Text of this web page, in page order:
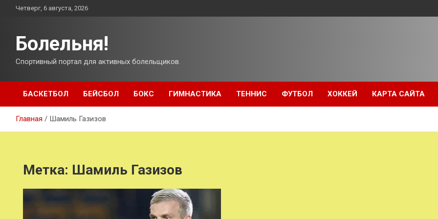
ПерейтиЧетверг, 6 августа, 2026
Болельня!
Спортивный портал для активных болельщиков.
БАСКЕТБОЛ БЕЙСБОЛ БОКС ГИМНАСТИКА ТЕННИС ФУТБОЛ ХОККЕЙ КАРТА САЙТА
Главная Шамиль Газизов
Метка: Шамиль Газизов